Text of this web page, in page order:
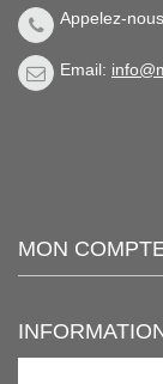
Appelez-
Email:
MON